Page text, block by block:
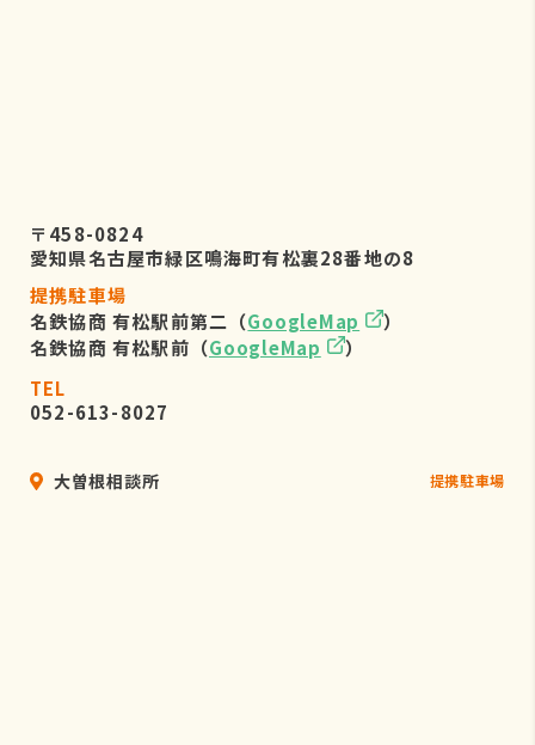
〒458-0824
愛知県名古屋市緑区鳴海町有松裏28番地の8
提携駐車場
名鉄協商 有松駅前第二（GoogleMap
）
名鉄協商 有松駅前（GoogleMap
）
TEL
052-613-8027
大曽根相談所 提携駐車場